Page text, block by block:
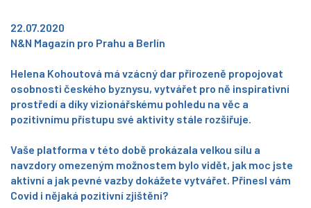
22.07.2020
N&N Magazín pro Prahu a Berlín
Helena Kohoutová má vzácný dar přirozeně propojovat
osobnosti českého byznysu, vytvářet pro ně inspirativní
prostředí a díky vizionářskému pohledu na věc a
pozitivnímu přístupu své aktivity stále rozšiřuje.
Vaše platforma v této době prokázala velkou sílu a
navzdory omezeným možnostem bylo vidět, jak moc jste
aktivní a jak pevné vazby dokážete vytvářet. Přinesl vám
Covid i nějaká pozitivní zjištění?